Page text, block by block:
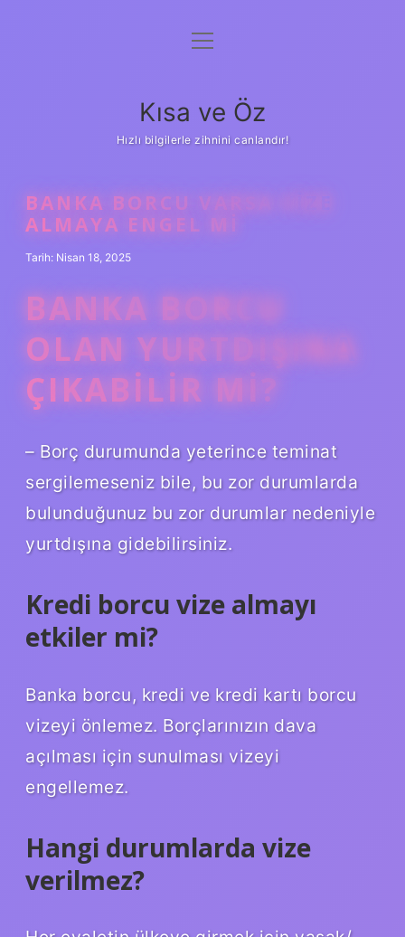
Anasayfa
Yasal Uyarı
menüyü
Kısa ve Öz
Hızlı bilgilerle zihnini canlandır!
BANKA BORCU VARSA VIZE
ALMAYA ENGEL MI
Tarih: Nisan 18, 2025
BANKA BORCU
OLAN YURTDIŞINA
ÇIKABILIR MI?
– Borç durumunda yeterince teminat
sergilemeseniz bile, bu zor durumlarda
bulunduğunuz bu zor durumlar nedeniyle
yurtdışına gidebilirsiniz.
Kredi borcu vize almayı
etkiler mi?
Banka borcu, kredi ve kredi kartı borcu
vizeyi önlemez. Borçlarınızın dava
açılması için sunulması vizeyi
engellemez.
Hangi durumlarda vize
verilmez?